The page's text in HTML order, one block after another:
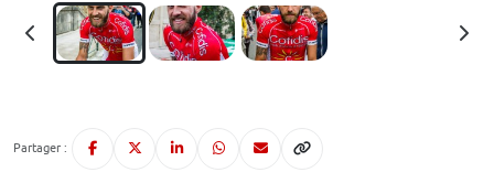
Partager :